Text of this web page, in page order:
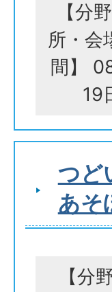
【分
所・会
間】
19
つど
あそ
【分